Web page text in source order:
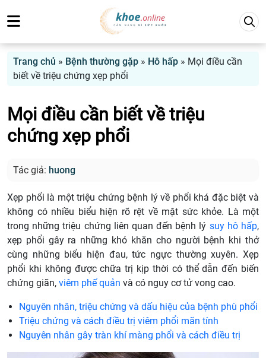
Trang chủ » Bệnh thường gặp » Hô hấp » Mọi điều cần
biết về triệu chứng xẹp phổi
Mọi điều cần biết về triệu
chứng xẹp phổi
Tác giả: huong
Xẹp phổi là một triệu chứng bệnh lý về phổi khá đặc biệt và
không có nhiều biểu hiện rõ rệt về mặt sức khỏe. Là một
trong những triệu chứng liên quan đến bệnh lý suy hô hấp,
xẹp phổi gây ra những khó khăn cho người bệnh khi thở
cùng những biểu hiện đau, tức ngực thường xuyên. Xẹp
phổi khi không được chữa trị kịp thời có thể dẫn đến biến
chứng giãn, viêm phế quản và có nguy cơ tử vong cao.
Nguyên nhân, triệu chứng và dấu hiệu của bệnh phù phổi
Triệu chứng và cách điều trị viêm phổi mãn tính
Nguyên nhân gây tràn khí màng phổi và cách điều trị